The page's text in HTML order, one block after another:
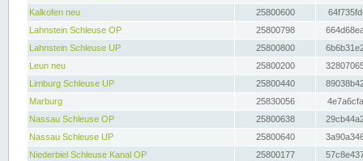
Kalkofen neu
25800600
Lahnstein Schleuse OP
25800798
Lahnstein Schleuse UP
25800800
Leun neu
25800200
Limburg Schleuse UP
25800440
Marburg
25830056
Nassau Schleuse OP
25800638
Nassau Schleuse UP
25800640
Niederbiel Schleuse Kanal OP
25800177